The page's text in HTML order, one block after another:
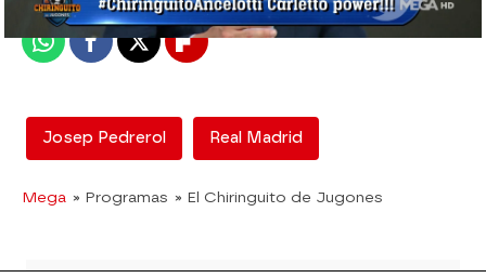
WhatsappFacebook
X Flipboard
Josep Pedrerol Real Madrid
Mega » Programas » El Chiringuito de Jugones